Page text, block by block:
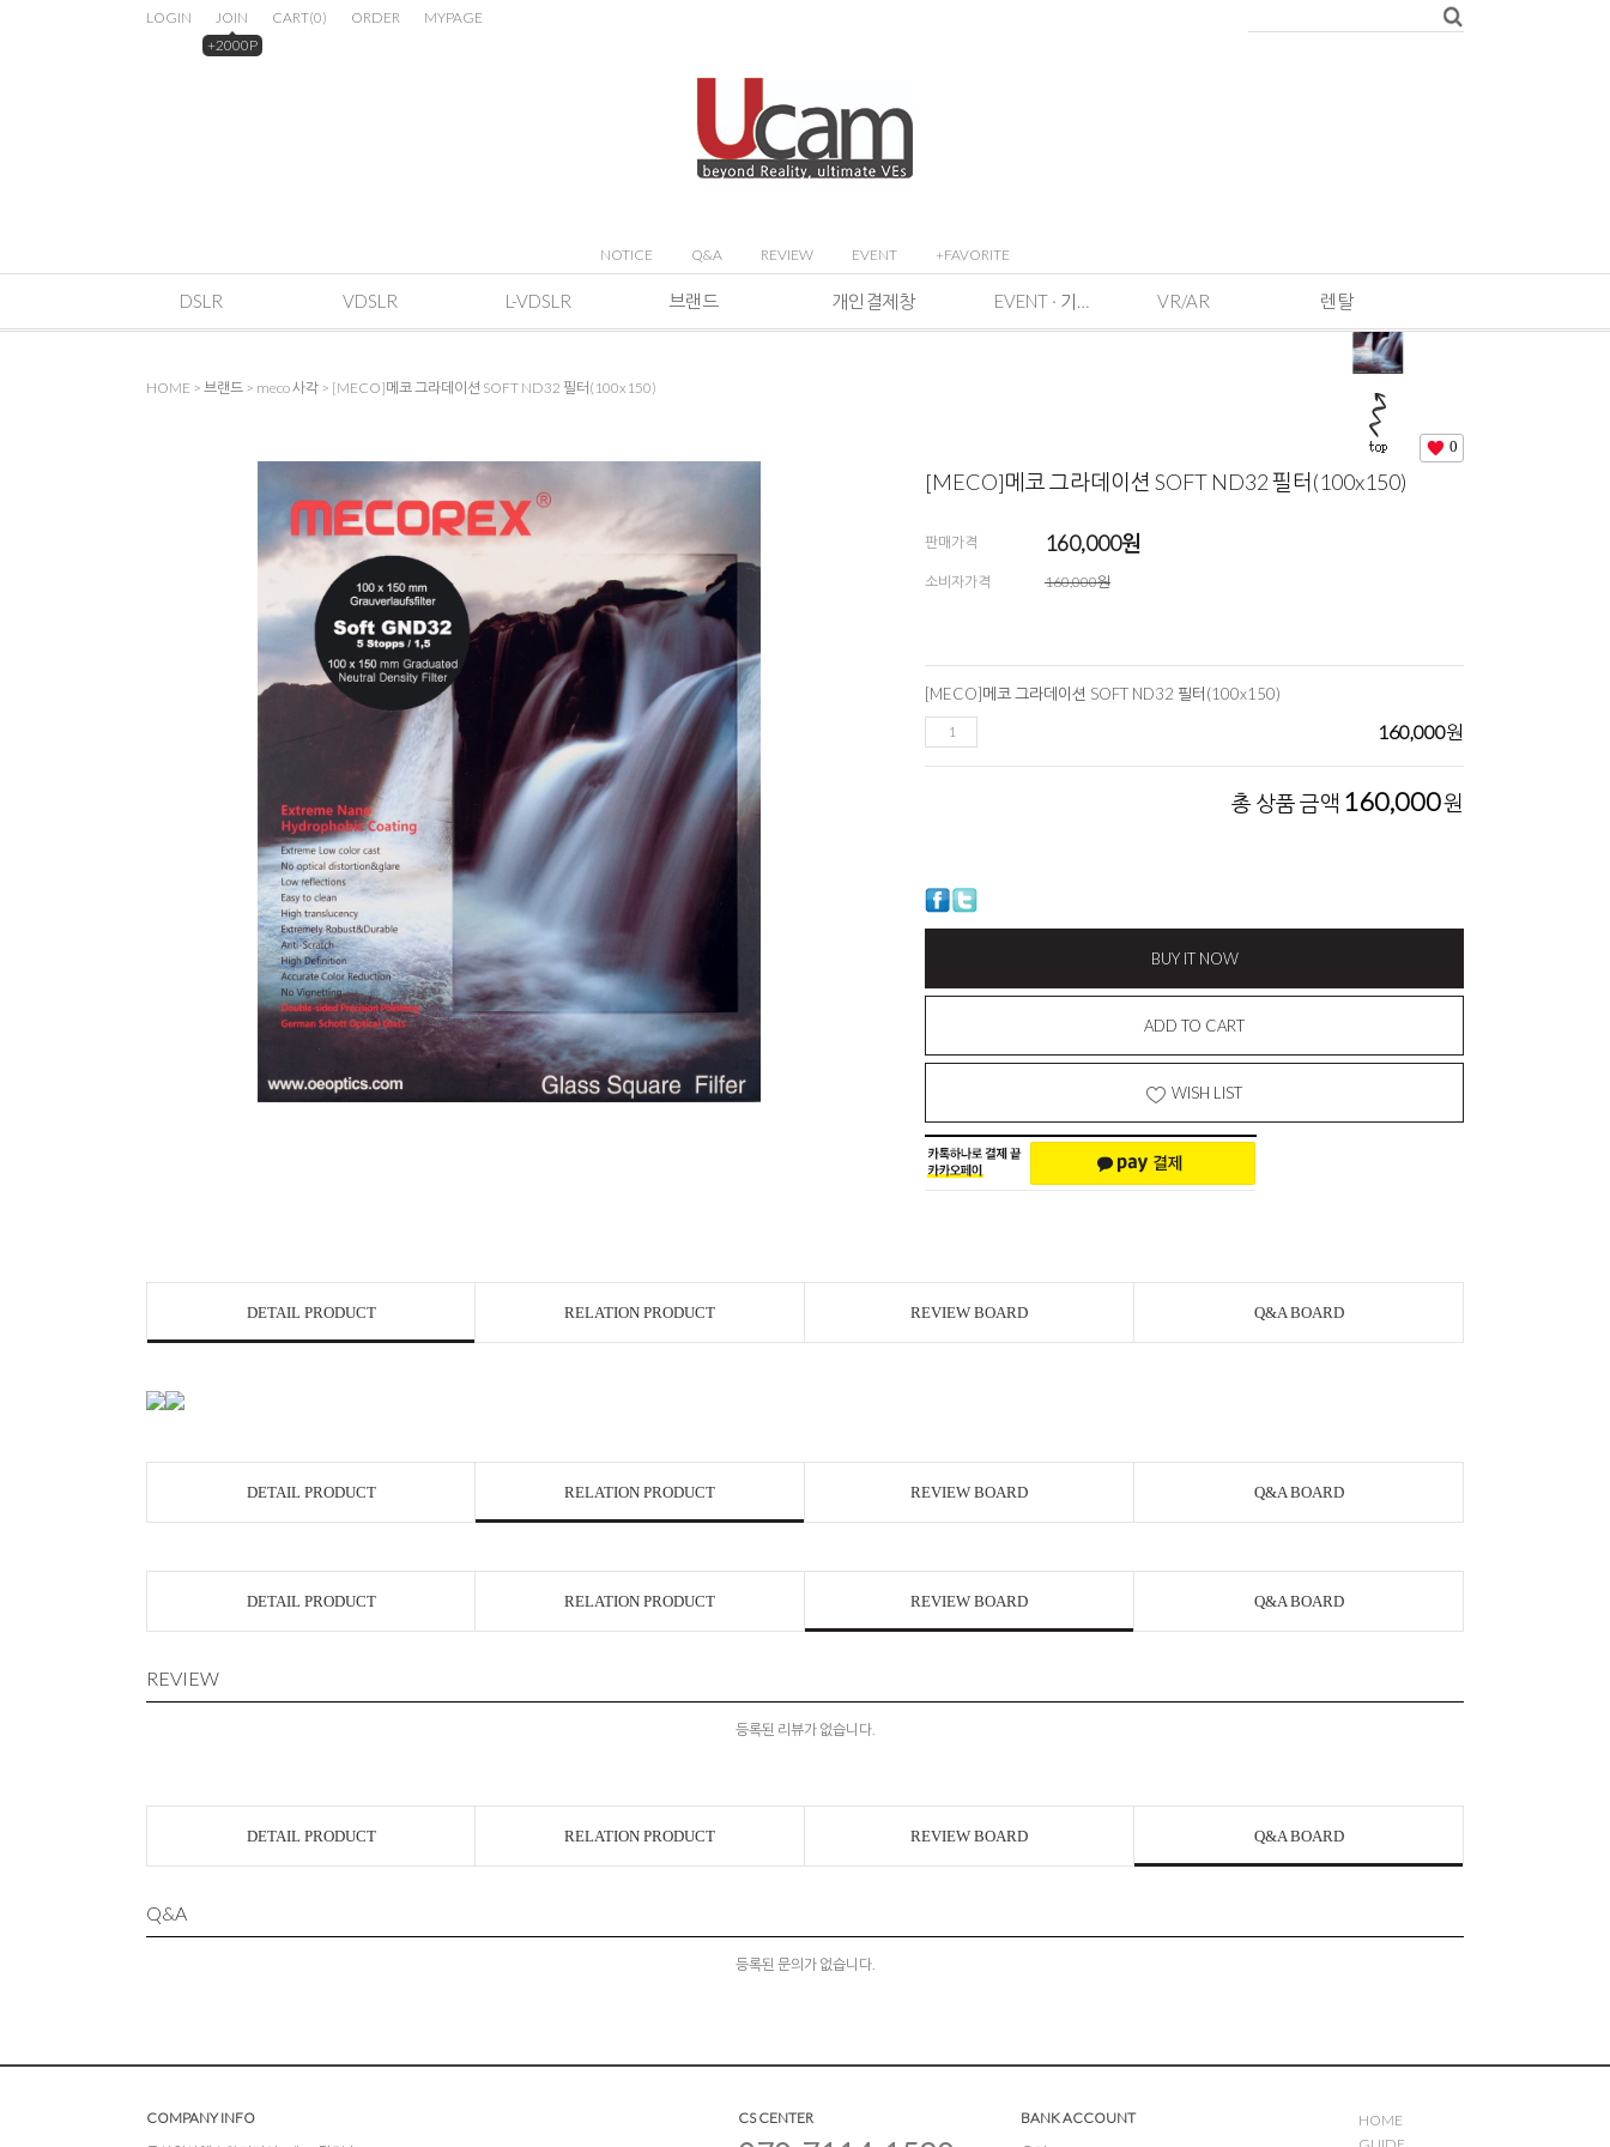
LOGIN
JOIN
+2000P
CART(0) ORDER MYPAGE
NOTICE Q&A REVIEW EVENT +FAVORITE
DSLR VDSLR L-VDSLR 브랜드 개인결제창 EVENT · 기획전 및 이벤트 VR/AR 렌탈
HOME > 브랜드 > meco 사각 > [MECO]메코 그라데이션 SOFT ND32 필터(100x150)
0
[MECO]메코 그라데이션 SOFT ND32 필터(100x150)
판매가격 160,000원
소비자가격 160,000원
[MECO]메코 그라데이션 SOFT ND32 필터(100x150)
160,000원
총 상품 금액 160,000원
BUY IT NOW
ADD TO CART
WISH LIST
DETAIL PRODUCT RELATION PRODUCT REVIEW BOARD Q&A BOARD
DETAIL PRODUCT RELATION PRODUCT REVIEW BOARD Q&A BOARD
DETAIL PRODUCT RELATION PRODUCT REVIEW BOARD Q&A BOARD
REVIEW
등록된 리뷰가 없습니다.
DETAIL PRODUCT RELATION PRODUCT REVIEW BOARD Q&A BOARD
Q&A
등록된 문의가 없습니다.
COMPANY INFO
CS CENTER
BANK ACCOUNT
HOME